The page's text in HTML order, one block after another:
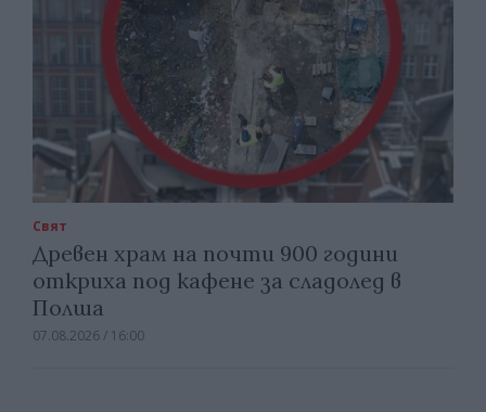
Свят
Древен храм на почти 900 години
откриха под кафене за сладолед в
Полша
07.08.2026 / 16:00